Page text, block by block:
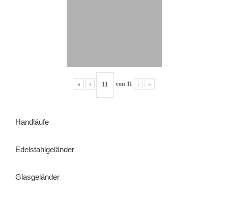
« ‹ von 11 › »
Handläufe
Edelstahlgeländer
Glasgeländer